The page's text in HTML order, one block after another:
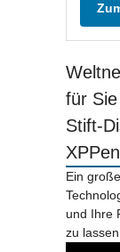
für
Stift-
XPPen
Ein
und Ihre
zu